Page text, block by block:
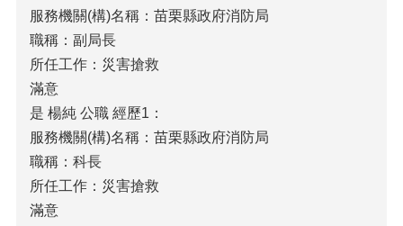
服務機關(構)名稱：苗栗縣政府消防局
職稱：副局長
所任工作：災害搶救
滿意
是 楊純 公職 經歷1：
服務機關(構)名稱：苗栗縣政府消防局
職稱：科長
所任工作：災害搶救
滿意